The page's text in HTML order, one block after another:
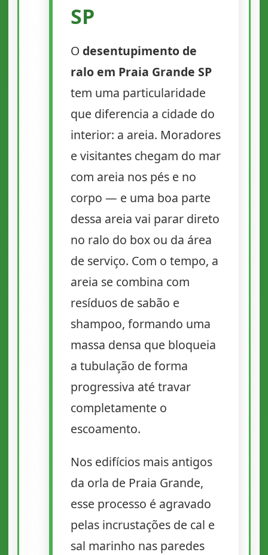
SP
O desentupimento de
ralo em Praia Grande SP
tem uma particularidade
que diferencia a cidade do
interior: a areia. Moradores
e visitantes chegam do mar
com areia nos pés e no
corpo — e uma boa parte
dessa areia vai parar direto
no ralo do box ou da área
de serviço. Com o tempo, a
areia se combina com
resíduos de sabão e
shampoo, formando uma
massa densa que bloqueia
a tubulação de forma
progressiva até travar
completamente o
escoamento.
Nos edifícios mais antigos
da orla de Praia Grande,
esse processo é agravado
pelas incrustações de cal e
sal marinho nas paredes